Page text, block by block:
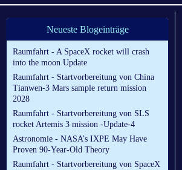
Neueste Blogeinträge
Raumfahrt - A SpaceX rocket will crash
into the moon Update
Raumfahrt - Startvorbereitung von China
Tianwen-3 Mars sample return mission
2028
Raumfahrt - Startvorbereitung von SLS
rocket Artemis 3 mission -Update-4
Astronomie - NASA’s IXPE May Have
Proven 90-Year-Old Theory
Raumfahrt - Startvorbereitung von SpaceX